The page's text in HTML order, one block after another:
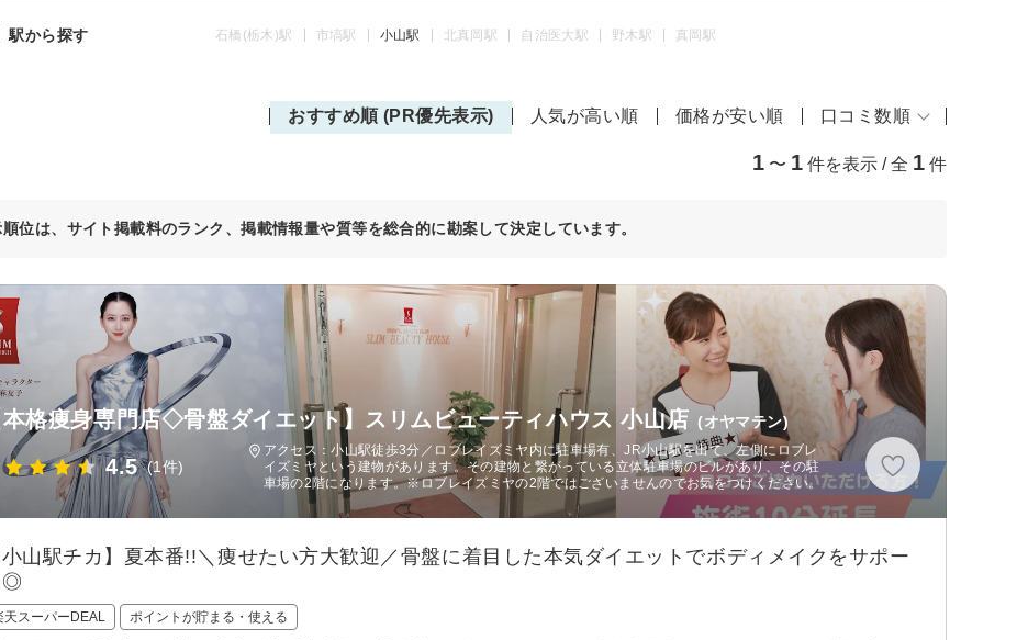
駅から探す 石橋(栃木)駅 市塙駅 小山駅 北真岡駅 自治医大駅 野木駅 真岡駅
おすすめ順 (PR優先表示) 人気が高い順 価格が安い順 口コミ数順
1 〜 1 件を表示 / 全 1 件
位は、サイト掲載料のランク、掲載情報量や質等を総合的に勘案して決定しています。
本格痩身専門店◇骨盤ダイエット】スリムビューティハウス 小山店 (オヤマテン)
4.5 (1件)
アクセス：小山駅徒歩3分／ロブレイズミヤ内に駐車場有、JR小山駅を出て、左側にロブレ
イズミヤという建物があります。その建物と繋がっている立体駐車場のビルがあり、その駐
車場の2階になります。※ロブレイズミヤの2階ではございませんのでお気をつけください。
小山駅チカ】夏本番!!＼痩せたい方大歓迎／骨盤に着目した本気ダイエットでボディメイクをサポー
◎
天スーパーDEAL ポイントが貯まる・使える